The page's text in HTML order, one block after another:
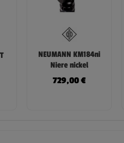
NEUMANN KM184ni
Niere nickel
729,00€